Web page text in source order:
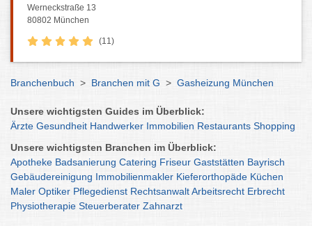
Werneckstraße 13
80802 München
(11)
Branchenbuch > Branchen mit G > Gasheizung München
Unsere wichtigsten Guides im Überblick:
Ärzte Gesundheit Handwerker Immobilien Restaurants Shopping
Unsere wichtigsten Branchen im Überblick:
Apotheke Badsanierung Catering Friseur Gaststätten Bayrisch
Gebäudereinigung Immobilienmakler Kieferorthopäde Küchen
Maler Optiker Pflegedienst RechtsanwaltArbeitsrecht Erbrecht
Physiotherapie Steuerberater Zahnarzt